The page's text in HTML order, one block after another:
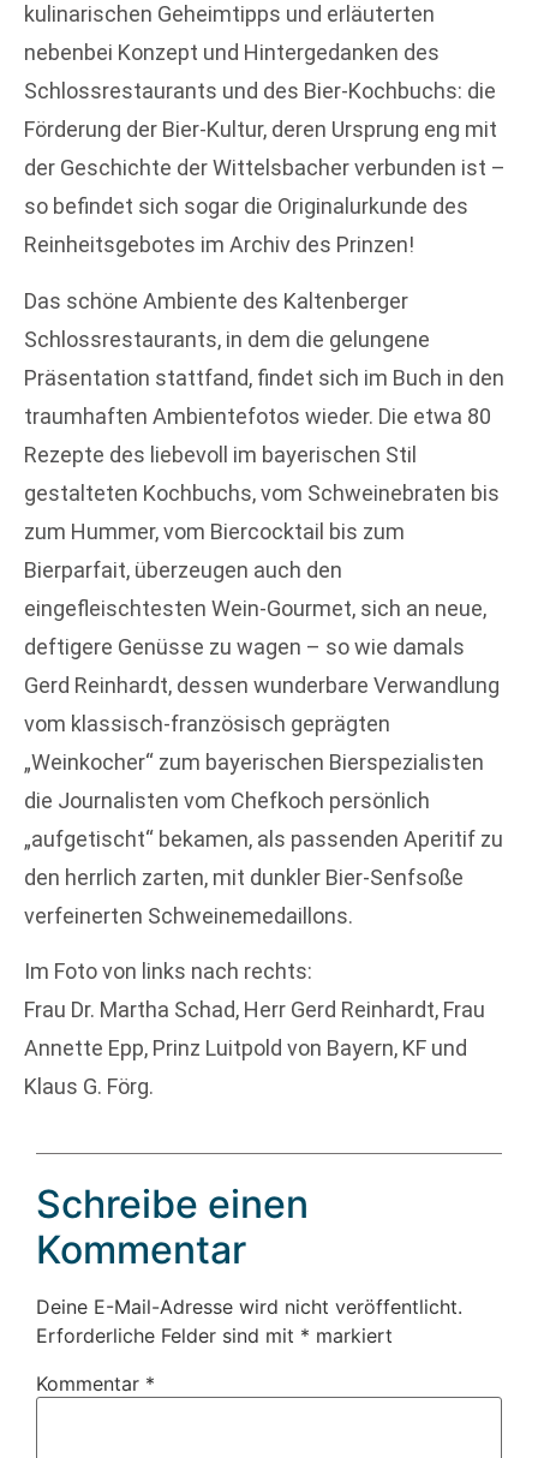
kulinarischen Geheimtipps und erläuterten
nebenbei Konzept und Hintergedanken des
Schlossrestaurants und des Bier-Kochbuchs: die
Förderung der Bier-Kultur, deren Ursprung eng mit
der Geschichte der Wittelsbacher verbunden ist –
so befindet sich sogar die Originalurkunde des
Reinheitsgebotes im Archiv des Prinzen!
Das schöne Ambiente des Kaltenberger
Schlossrestaurants, in dem die gelungene
Präsentation stattfand, findet sich im Buch in den
traumhaften Ambientefotos wieder. Die etwa 80
Rezepte des liebevoll im bayerischen Stil
gestalteten Kochbuchs, vom Schweinebraten bis
zum Hummer, vom Biercocktail bis zum
Bierparfait, überzeugen auch den
eingefleischtesten Wein-Gourmet, sich an neue,
deftigere Genüsse zu wagen – so wie damals
Gerd Reinhardt, dessen wunderbare Verwandlung
vom klassisch-französisch geprägten
„Weinkocher“ zum bayerischen Bierspezialisten
die Journalisten vom Chefkoch persönlich
„aufgetischt“ bekamen, als passenden Aperitif zu
den herrlich zarten, mit dunkler Bier-Senfsoße
verfeinerten Schweinemedaillons.
Im Foto von links nach rechts:
Frau Dr. Martha Schad, Herr Gerd Reinhardt, Frau
Annette Epp, Prinz Luitpold von Bayern, KF und
Klaus G. Förg.
Schreibe einen
Kommentar
Deine E-Mail-Adresse wird nicht veröffentlicht.
Erforderliche Felder sind mit * markiert
Kommentar *